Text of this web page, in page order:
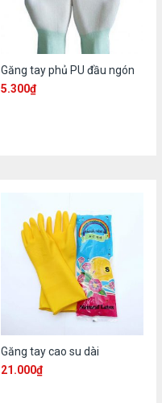
Găng tay phủ PU đầu ngón
5.300₫
Găng tay cao su dài
21.000₫